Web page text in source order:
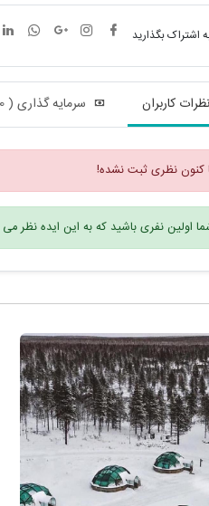
اشتراک بگذارید
نظرات کاربران سرمایه گذاری ( 0 )
کنون نظری ثبت نشده!
اولین نفری باشید که به این ایده نظر